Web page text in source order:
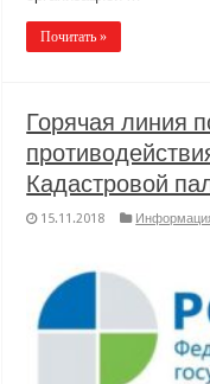
Почитать »
Горячая линия
Кадастровой
15.11.2018